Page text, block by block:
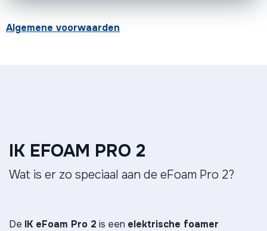
Algemene voorwaarden
IK EFOAM PRO 2
Wat is er zo speciaal aan de eFoam Pro 2?
De IK eFoam Pro 2 is een elektrische foamer